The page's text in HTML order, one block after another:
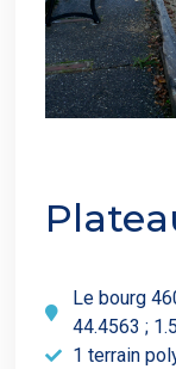
Le bourg
44.4563 ;
1 terrain